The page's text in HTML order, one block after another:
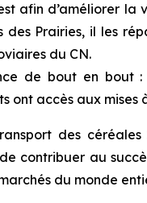
afin d’améliorer la
des Prairies, il les
du CN.
de bout en bout
ont accès aux mises
des
contribuer au
du monde